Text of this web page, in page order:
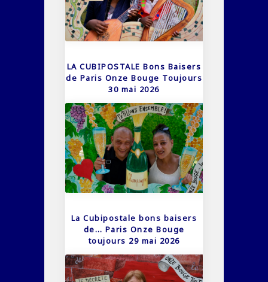
LA CUBIPOSTALE Bons Baisers
de Paris Onze Bouge Toujours
30 mai 2026
La Cubipostale bons baisers
de… Paris Onze Bouge
toujours 29 mai 2026